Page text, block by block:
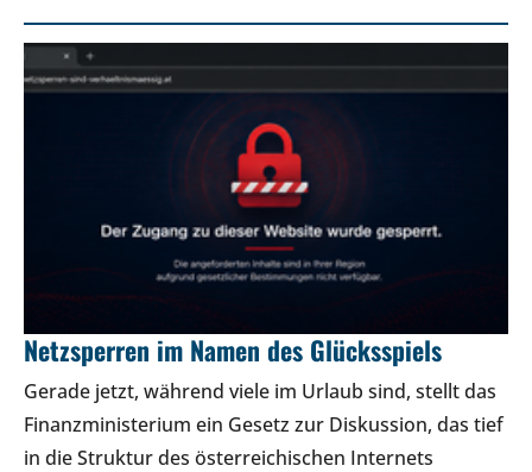
Netzsperren im Namen des Glücksspiels
Gerade jetzt, während viele im Urlaub sind, stellt das
Finanzministerium ein Gesetz zur Diskussion, das tief
in die Struktur des österreichischen Internets